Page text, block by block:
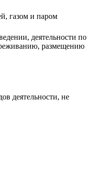
газом и паром
деятельности по
размещению
деятельности, не